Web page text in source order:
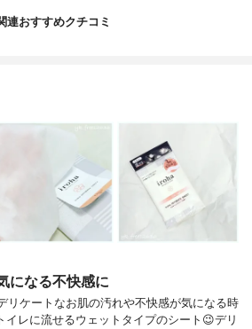
連おすすめクチコミ
になる不快感に
リケートなお肌の汚れや不快感が気になる時
イレに流せるウェットタイプのシート😉⁡デリ